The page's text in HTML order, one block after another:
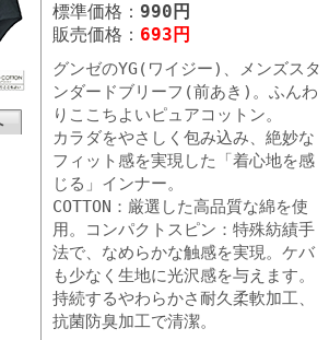
標準価格： 990円
販売価格： 693円
グンゼのYG(ワイジー)、メンズスタ
ンダードブリーフ(前あき)。ふんわ
りここちよいピュアコットン。
カラダをやさしく包み込み、絶妙な
フィット感を実現した「着心地を感
じる」インナー。
COTTON：厳選した高品質な綿を使
用。コンパクトスピン：特殊紡績手
法で、なめらかな触感を実現。ケバ
も少なく生地に光沢感を与えます。
持続するやわらかさ耐久柔軟加工、
抗菌防臭加工で清潔。